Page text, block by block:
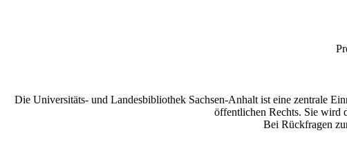
Die Universitäts- und Landesbibliothek Sachsen-Anhalt ist eine zentrale
öffentlichen Rechts. Sie wird
Bei Rückfragen